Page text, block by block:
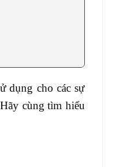
dụng cho các sự
cùng tìm hiểu